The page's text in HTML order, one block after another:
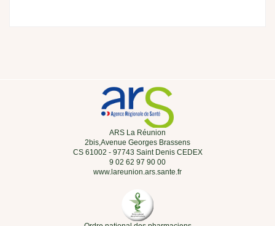
ARS La Réunion
2bis,Avenue Georges Brassens
CS 61002 - 97743 Saint Denis CEDEX
9 02 62 97 90 00
www.lareunion.ars.sante.fr